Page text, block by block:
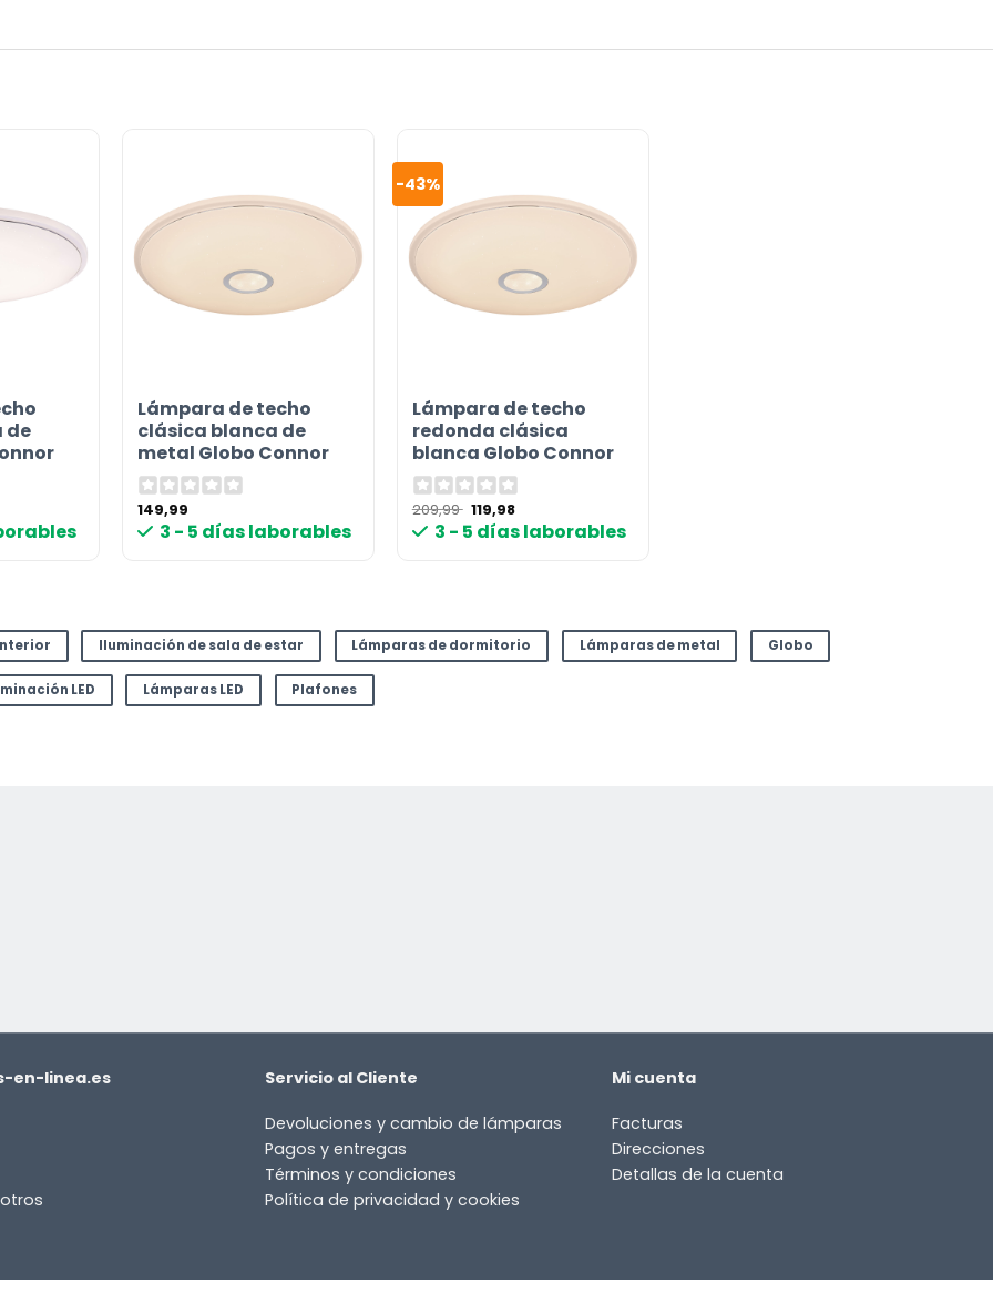
de
Lámpara de techo
clásica blanca de
metal Globo Connor
149,99
3 - 5 días laborables
-43%
Lámpara de techo
redonda clásica
blanca Globo Connor
209,99 El
precio
original
119,98
precio
actual
3 - 5 días laborables
Iluminación de sala de estar Lámparas de dormitorio Lámparas de metal Globo
LED Lámparas LED Plafones
en-linea.es Servicio al Cliente
Devoluciones y cambio de lámparas
Pagos y entregas
Términos y condiciones
Política de privacidad y cookies
Mi cuenta
Facturas
Direcciones
Detallas de la cuenta